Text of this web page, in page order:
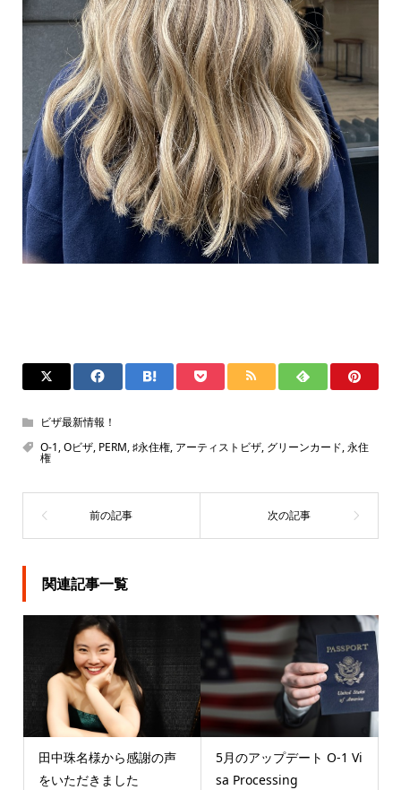
ビザ最新情報！
O-1,Oビザ, PERM,♯永住権, アーティストビザ, グリーンカード,永住
権
関連記事一覧
田中珠名様から感謝の声
をいただきました
5月のアップデート O-1 Vi
sa Processing